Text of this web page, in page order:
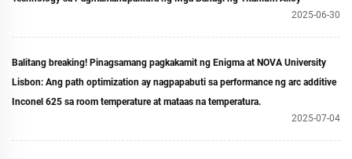
2025-06-30
Balitang breaking! Pinagsamang pagkakamit ng Enigma at NOVA University
Lisbon: Ang path optimization ay nagpapabuti sa performance ng arc additive
Inconel 625 sa room temperature at mataas na temperatura.
2025-07-04